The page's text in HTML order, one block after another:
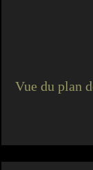
Vue du plan